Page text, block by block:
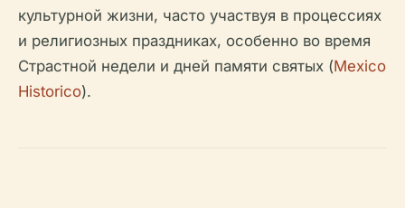
культурной жизни, часто участвуя в процессиях
и религиозных праздниках, особенно во время
Страстной недели и дней памяти святых (Mexico
Historico).